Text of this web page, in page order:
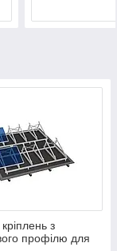
з
профілю для